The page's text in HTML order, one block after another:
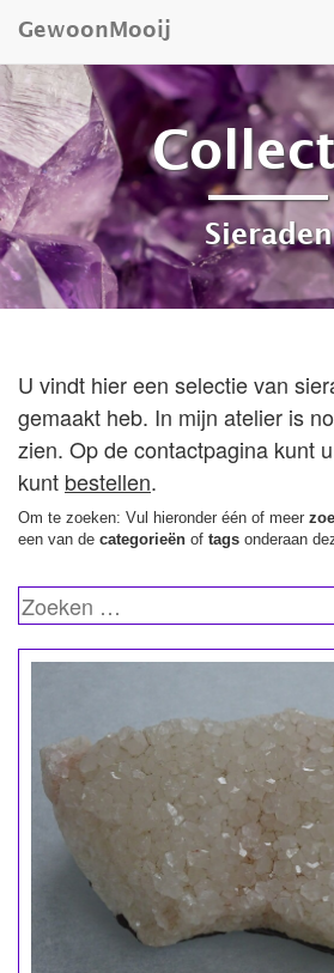
GewoonMooij
Sieraden
U vindt hier een selectie van
gemaakt heb. In mijn atelier is
zien. Op de contactpagina kunt
kunt bestellen.
Om te zoeken: Vul hieronder één of meer
een van de categorieën of tags onderaan